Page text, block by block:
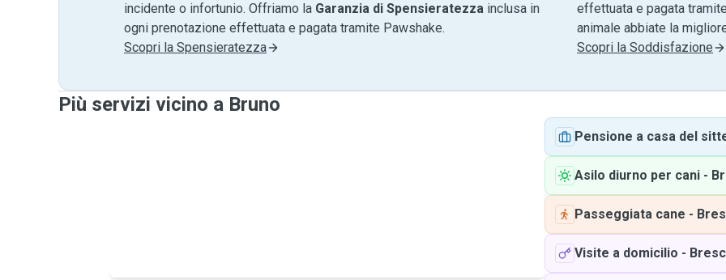
incidente o infortunio. Offriamo la Garanzia di Spensieratezza inclusa in
ogni prenotazione effettuata e pagata tramite Pawshake.
Scopri la Spensieratezza
effettuata e pagata
animale abbiate la
Scopri la Soddisfazione
Più servizi vicino a Bruno
Pensione a casa del
Asilo diurno per cani -
Passeggiata cane -
Visite a domicilio -